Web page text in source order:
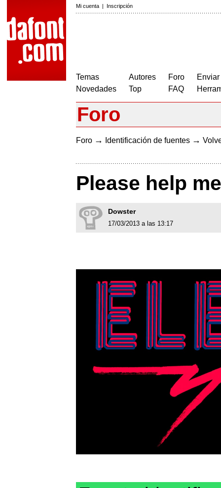
Mi cuenta | Inscripción
Temas
Novedades
Autores
Top
Foro
FAQ
Foro
Foro → Identificación de fuentes →
Please help
Dowster
17/03/2013 a las 13:17